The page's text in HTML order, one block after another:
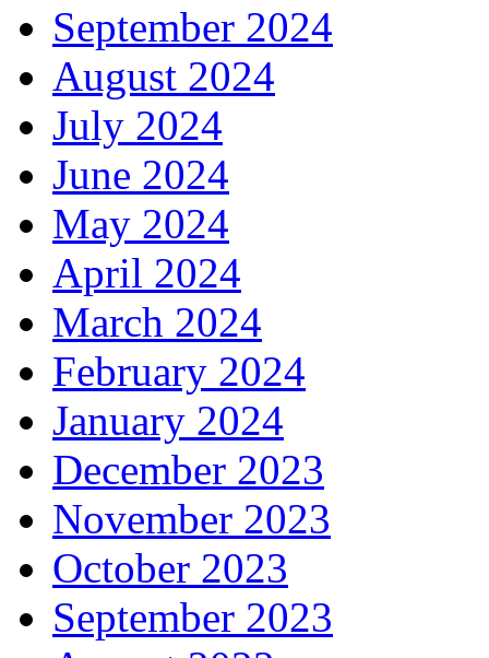
September 2024
August 2024
July 2024
June 2024
May 2024
April 2024
March 2024
February 2024
January 2024
December 2023
November 2023
October 2023
September 2023